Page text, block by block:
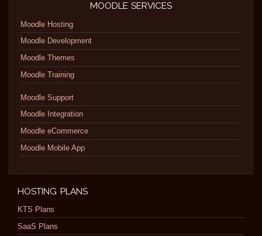
MOODLE SERVICES
Moodle Hosting
Moodle Development
Moodle Themes
Moodle Training
Moodle Support
Moodle Integration
Moodle eCommerce
Moodle Mobile App
HOSTING PLANS
KTS Plans
SaaS Plans